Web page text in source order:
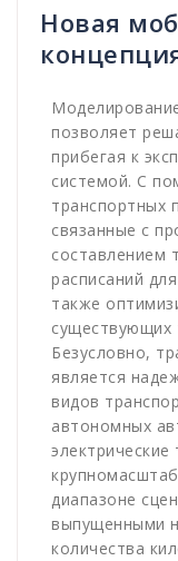
Новая
позволяет
прибегая к
системой. С
транспортных
связанные с
составлением
расписаний
также
существующих
Безусловно,
является
видов
автономных
диапазоне
выпущенными
количества